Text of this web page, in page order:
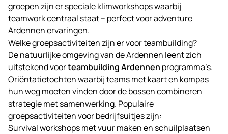
groepen zijn er speciale klimworkshops waarbij
teamwork centraal staat – perfect voor adventure
Ardennen ervaringen.
Welke groepsactiviteiten zijn er voor teambuilding?
De natuurlijke omgeving van de Ardennen leent zich
uitstekend voorteambuilding Ardennen programma’s.
Oriëntatietochten waarbij teams met kaart en kompas
hun weg moeten vinden door de bossen combineren
strategie met samenwerking. Populaire
groepsactiviteiten voor bedrijfsuitjes zijn:
Survival workshops met vuur maken en schuilplaatsen